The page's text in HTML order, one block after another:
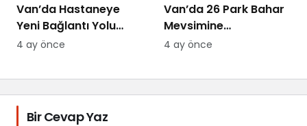
Van’da Hastaneye
Yeni Bağlantı Yolu
Yapılıyor
4 ay önce
Van’da 26 Park Bahar
Mevsimine
Hazırlanıyor
4 ay önce
Bir Cevap Yaz